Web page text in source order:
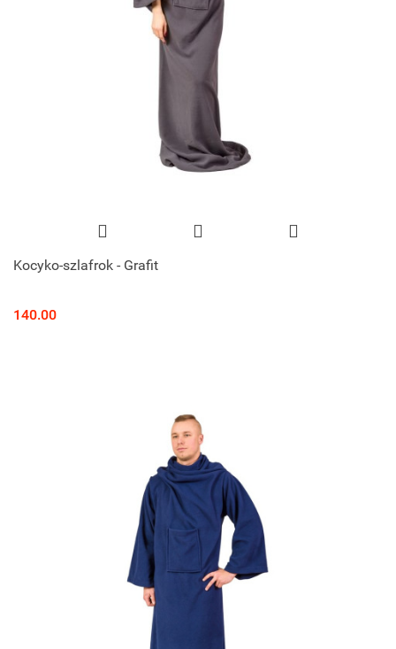
Kocyko-szlafrok - Grafit
140.00